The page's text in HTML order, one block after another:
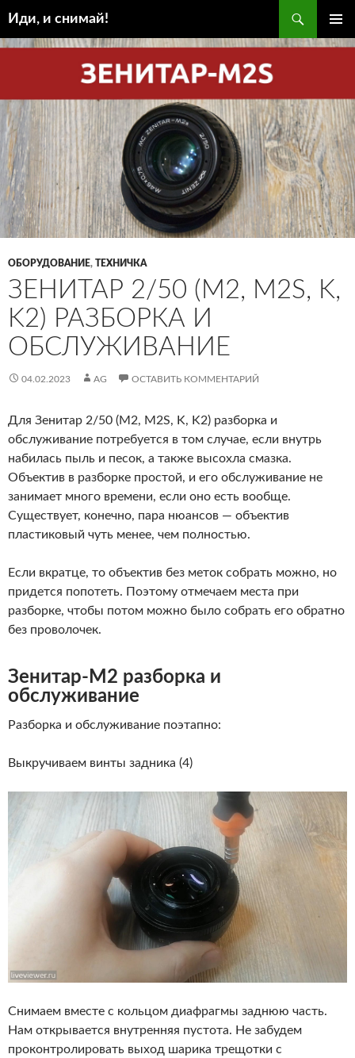
Иди, и снимай!
К
СОДЕРЖИМОМУ
ОБОРУДОВАНИЕ, ТЕХНИЧКА
ЗЕНИТАР 2/50 (M2, M2S, K,
K2) РАЗБОРКА И
ОБСЛУЖИВАНИЕ
04.02.2023 AG ОСТАВИТЬ КОММЕНТАРИЙ
Для Зенитар 2/50 (M2, M2S, K, K2) разборка и
обслуживание потребуется в том случае, если внутрь
набилась пыль и песок, а также высохла смазка.
Объектив в разборке простой, и его обслуживание не
занимает много времени, если оно есть вообще.
Существует, конечно, пара нюансов — объектив
пластиковый чуть менее, чем полностью.
Если вкратце, то объектив без меток собрать можно, но
придется попотеть. Поэтому отмечаем места при
разборке, чтобы потом можно было собрать его обратно
без проволочек.
Зенитар-М2 разборка и
обслуживание
Разборка и обслуживание поэтапно:
Выкручиваем винты задника (4)
Снимаем вместе с кольцом диафрагмы заднюю часть.
Нам открывается внутренняя пустота. Не забудем
проконтролировать выход шарика трещотки с